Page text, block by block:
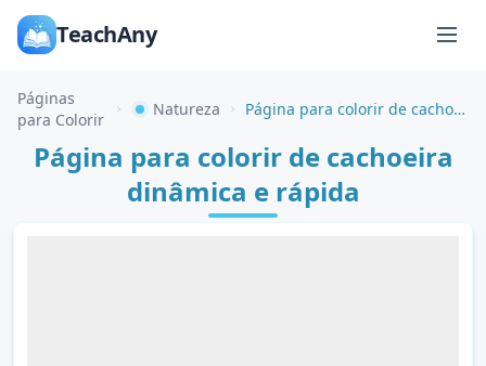
TeachAny
Páginas
para Colorir
Natureza Página para colorir de cachoeira dinâmica e rápida
Página para colorir de cachoeira
dinâmica e rápida